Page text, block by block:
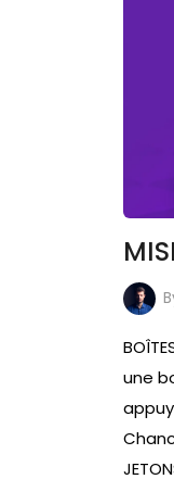
une